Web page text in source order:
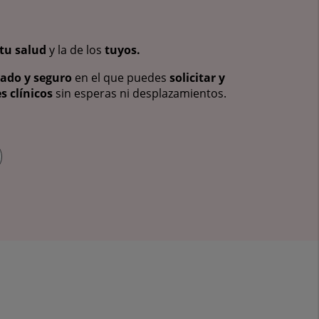
tu salud y la de los tuyos.
y seguro en el que puedes solicitar y
clínicos sin esperas ni desplazamientos.